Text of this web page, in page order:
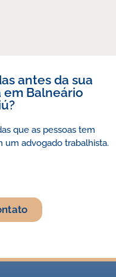
antes da sua
Balneário
que as pessoas tem
advogado trabalhista.